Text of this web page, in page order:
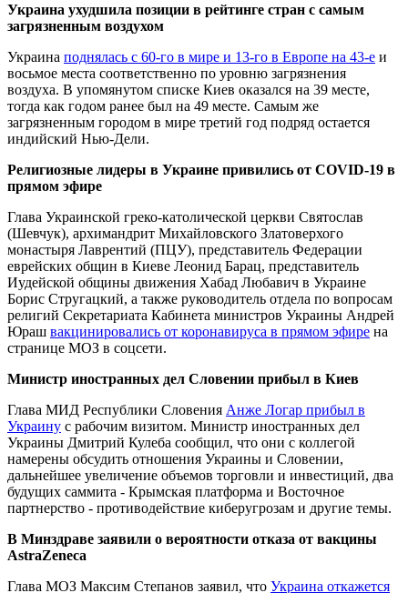
Украина ухудшила позиции в рейтинге стран с самым
загрязненным воздухом
Украина поднялась с 60-го в мире и 13-го в Европе на 43-е и
восьмое места соответственно по уровню загрязнения
воздуха. В упомянутом списке Киев оказался на 39 месте,
тогда как годом ранее был на 49 месте. Самым же
загрязненным городом в мире третий год подряд остается
индийский Нью-Дели.
Религиозные лидеры в Украине привились от COVID-19 в
прямом эфире
Глава Украинской греко-католической церкви Святослав
(Шевчук), архимандрит Михайловского Златоверхого
монастыря Лаврентий (ПЦУ), представитель Федерации
еврейских общин в Киеве Леонид Барац, представитель
Иудейской общины движения Хабад Любавич в Украине
Борис Стругацкий, а также руководитель отдела по вопросам
религий Секретариата Кабинета министров Украины Андрей
Юраш вакцинировались от коронавируса в прямом эфире на
странице МОЗ в соцсети.
Министр иностранных дел Словении прибыл в Киев
Глава МИД Республики Словения Анже Логар прибыл в
Украину с рабочим визитом. Министр иностранных дел
Украины Дмитрий Кулеба сообщил, что они с коллегой
намерены обсудить отношения Украины и Словении,
дальнейшее увеличение объемов торговли и инвестиций, два
будущих саммита - Крымская платформа и Восточное
партнерство - противодействие киберугрозам и другие темы.
В Минздраве заявили о вероятности отказа от вакцины
AstraZeneca
Глава МОЗ Максим Степанов заявил, что Украина откажется